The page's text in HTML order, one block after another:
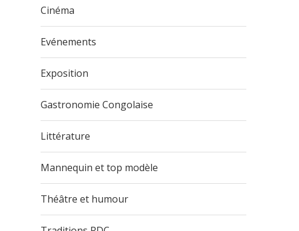
Cinéma
Evénements
Exposition
Gastronomie Congolaise
Littérature
Mannequin et top modèle
Théâtre et humour